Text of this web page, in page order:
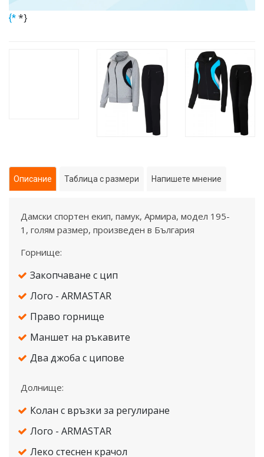
{* *}
Описание Таблица с размери Напишете мнение
Дамски спортен екип, памук, Армира, модел 195-
1, голям размер, произведен в България
Горнище:
Закопчаване с цип
Лого - ARMASTAR
Право горнище
Маншет на ръкавите
Два джоба с ципове
Долнище:
Колан с връзки за регулиране
Лого - ARMASTAR
Леко стеснен крачол